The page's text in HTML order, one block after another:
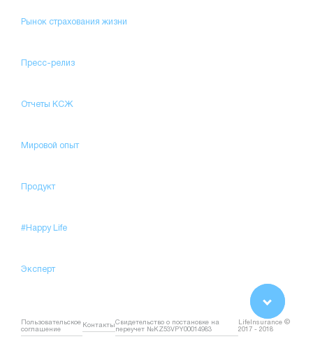
Рынок страхования жизни
Пресс-релиз
Отчеты КСЖ
Мировой опыт
Продукт
#Happy Life
Эксперт
Пользовательское
соглашение
КонтактыСвидетельство о постановке на
переучет №KZ53VPY00014983
LifeInsurance ©
2017 - 2018